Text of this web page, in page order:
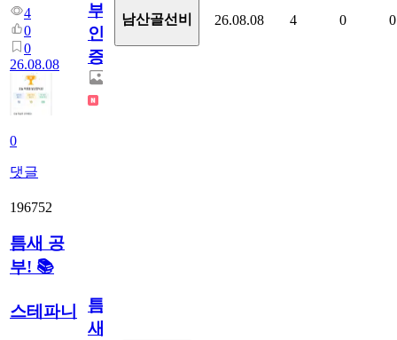
4
0
0
26.08.08
0
댓글
부
인
증
남산골선비 26.08.08 4 0 0
196752
틈새 공
부! 📚
스테파니
틈
새